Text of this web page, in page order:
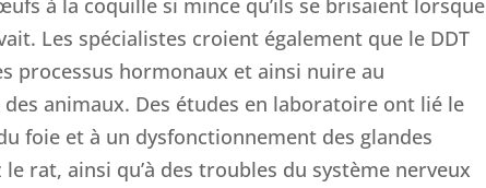
à la coquille si mince qu’ils se brisaient lorsque
Les spécialistes croient également que le DDT
processus hormonaux et ainsi nuire au
animaux. Des études en laboratoire ont lié le
foie et à un dysfonctionnement des glandes
rat, ainsi qu’à des troubles du système nerveux